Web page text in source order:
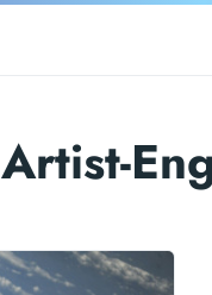
Artist-